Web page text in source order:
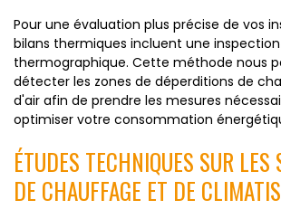
Pour une évaluation plus précise de vos
bilans thermiques incluent une inspection
thermographique. Cette méthode nous
détecter les zones de déperditions de
d'air afin de prendre les mesures
optimiser votre consommation
ÉTUDES TECHNIQUES SUR LES
DE CHAUFFAGE ET DE